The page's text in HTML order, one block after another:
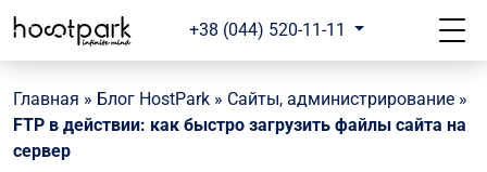
+38 (044) 520-11-11
Главная » Блог HostPark » Сайты, администрирование »
FTP в действии: как быстро загрузить файлы сайта на
сервер